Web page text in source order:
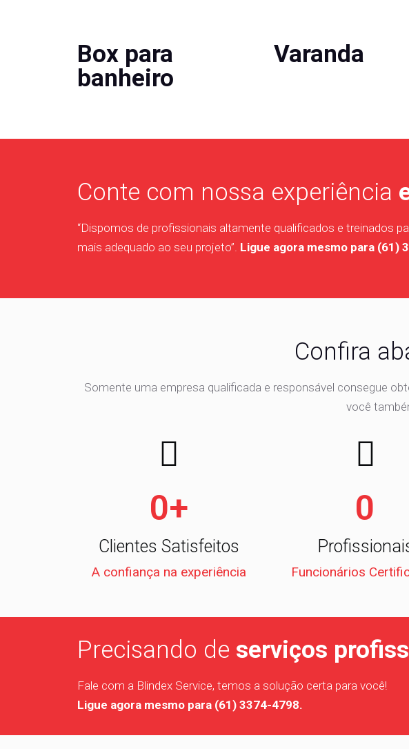
Box para
banheiro
Varanda
Conte com nossa experiência
“Dispomos de profissionais altamente qualificados e treinados
mais adequado ao seu projeto”. Ligue agora mesmo para (61)
Confira
Somente uma empresa qualificada e responsável consegue
você
Clientes Satisfeitos
0+
A confiança na experiência
0
Funcionários
Precisando de serviços
Fale com a Blindex Service, temos a solução certa para você!
Ligue agora mesmo para (61) 3374-4798.